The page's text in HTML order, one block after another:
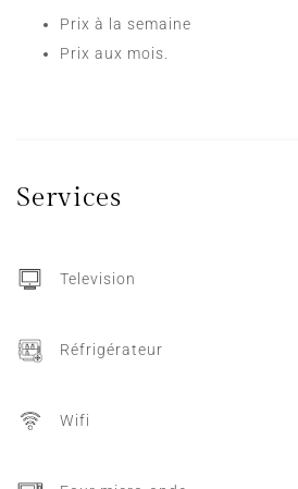
Prix à la semaine
Prix aux mois.
Services
Television
Réfrigérateur
Wifi